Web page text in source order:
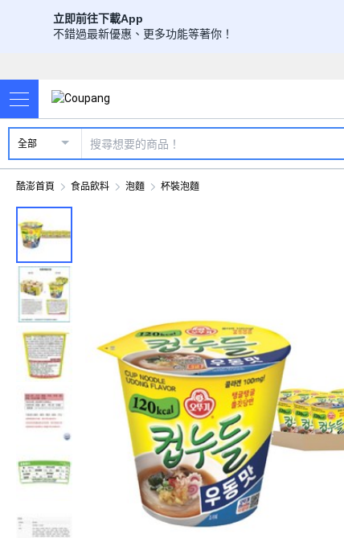
立即前往下載App
不錯過最新優惠、更多功能等著你！
全部
酷澎首頁 食品飲料 泡麵 杯裝泡麵